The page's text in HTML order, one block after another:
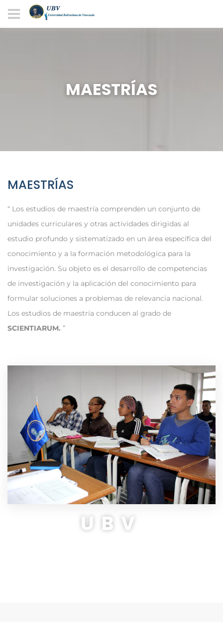
MAESTRÍAS
MAESTRÍAS
Los estudios de maestría comprenden un conjunto de
unidades curriculares y otras actividades dirigidas al
estudio profundo y sistematizado en un área específica del
conocimiento y a la formación metodológica para la
investigación. Su objeto es el desarrollo de competencias
de investigación y la aplicación del conocimiento para
formular soluciones a problemas de relevancia nacional.
Los estudios de maestría conducen al grado de
SCIENTIARUM.
UBV